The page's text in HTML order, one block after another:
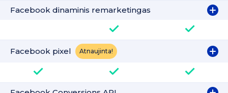
Facebook dinaminis remarketingas
Facebook pixel Atnaujinta!